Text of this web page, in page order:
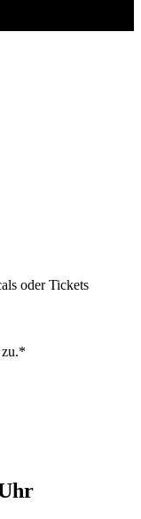
oder Tickets
zu.*